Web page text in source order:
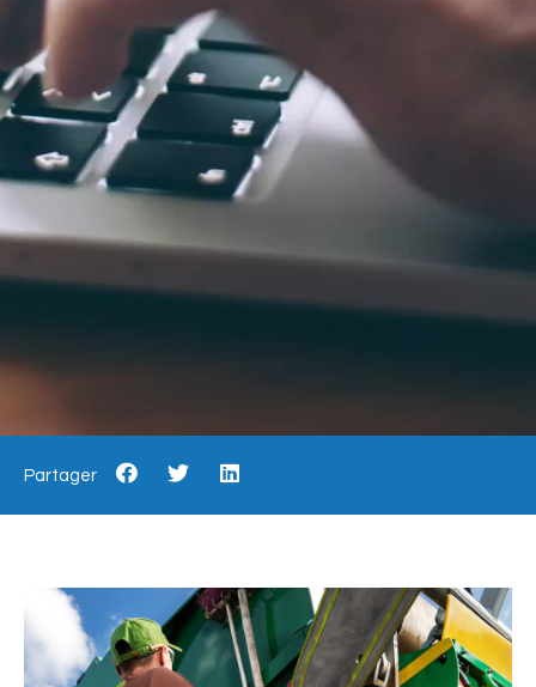
Partager